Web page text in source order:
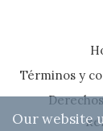
Términos y
Our website